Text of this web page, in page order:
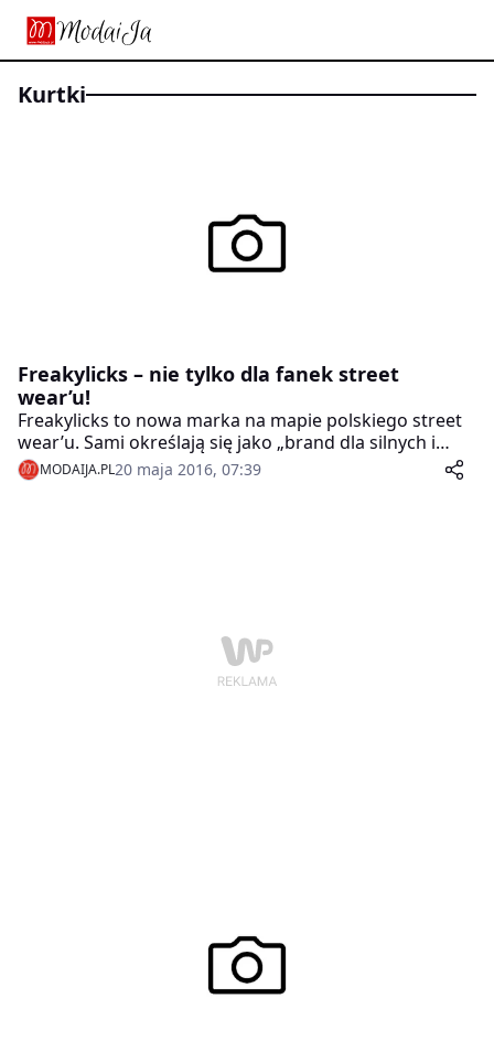
kurtki
Freakylicks – nie tylko dla fanek street
wear’u!
Freakylicks to nowa marka na mapie polskiego street
wear’u. Sami określają się jako „brand dla silnych i
pewnych siebie kobiet z pasją, którą jest… po prostu
życie”.
MODAIJA.PL20 maja 2016, 07:39